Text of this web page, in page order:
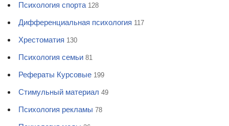
Психология спорта 128
Дифференциальная психология 117
Хрестоматия 130
Психология семьи 81
Рефераты Курсовые 199
Стимульный материал 49
Психология рекламы 78